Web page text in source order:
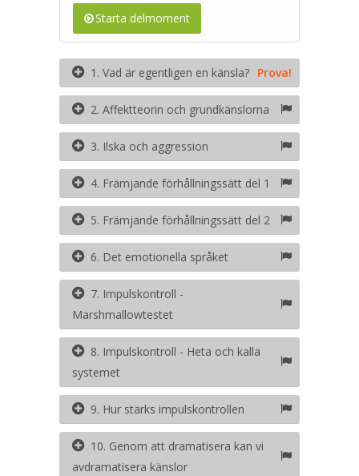
Starta delmoment
1. Vad är egentligen en känsla? Prova!
2. Affektteorin och grundkänslorna
3. Ilska och aggression
4. Främjande förhållningssätt del 1
5. Främjande förhållningssätt del 2
6. Det emotionella språket
7. Impulskontroll -
Marshmallowtestet
8. Impulskontroll - Heta och kalla
systemet
9. Hur stärks impulskontrollen
10. Genom att dramatisera kan vi
avdramatisera känslor